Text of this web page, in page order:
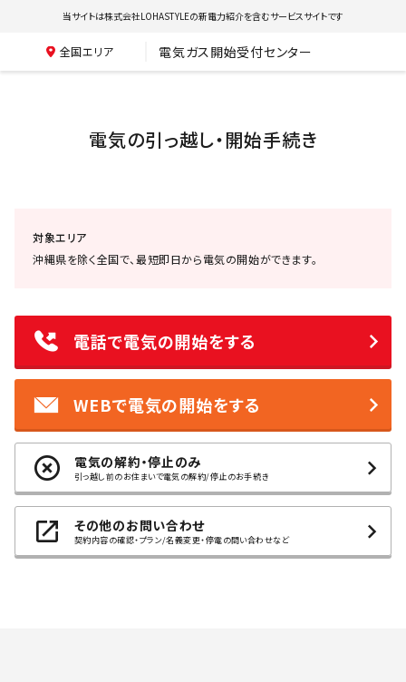
当サイトは株式会社LOHASTYLEの新電力紹介を含むサービスサイトです
全国エリア 電気ガス開始受付センター
電気の引っ越し・開始手続き
対象エリア
沖縄県を除く全国で、最短即日から電気の開始ができます。
電話で電気の開始をする
WEBで電気の開始をする
電気の解約・停止のみ
引っ越し前のお住まいで電気の解約/停止のお手続き
その他のお問い合わせ
契約内容の確認・プラン/名義変更・停電の問い合わせなど